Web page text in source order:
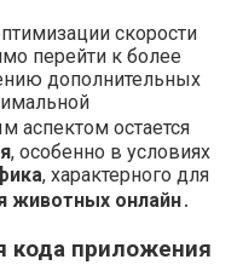
скорости
перейти к более
дополнительных
аспектом остается
, особенно в условиях
, характерного для
животных онлайн․
кода приложения